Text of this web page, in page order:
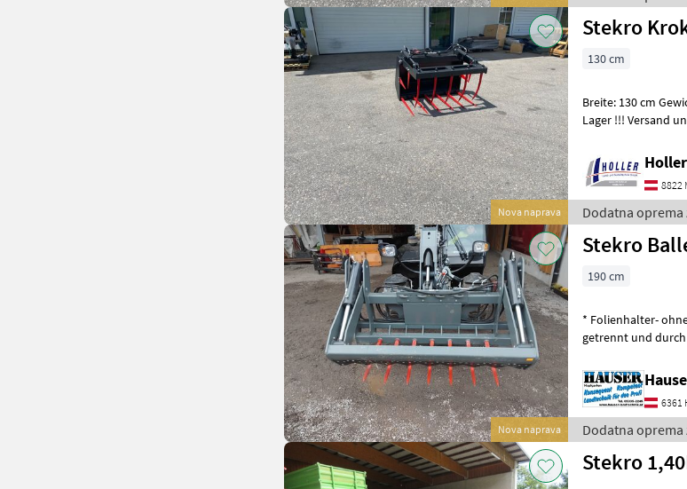
Nova naprava
Stekro
130 cm
Breite: 130 cm Gewicht:
Lager !!! Versand und Zustellung möglich !!! Dodatna oprema za
8822
Dodatna
Nova naprava
Stekro
190 cm
* Folienhalter-
getrennt und durch
6361
Dodatna
Stekro